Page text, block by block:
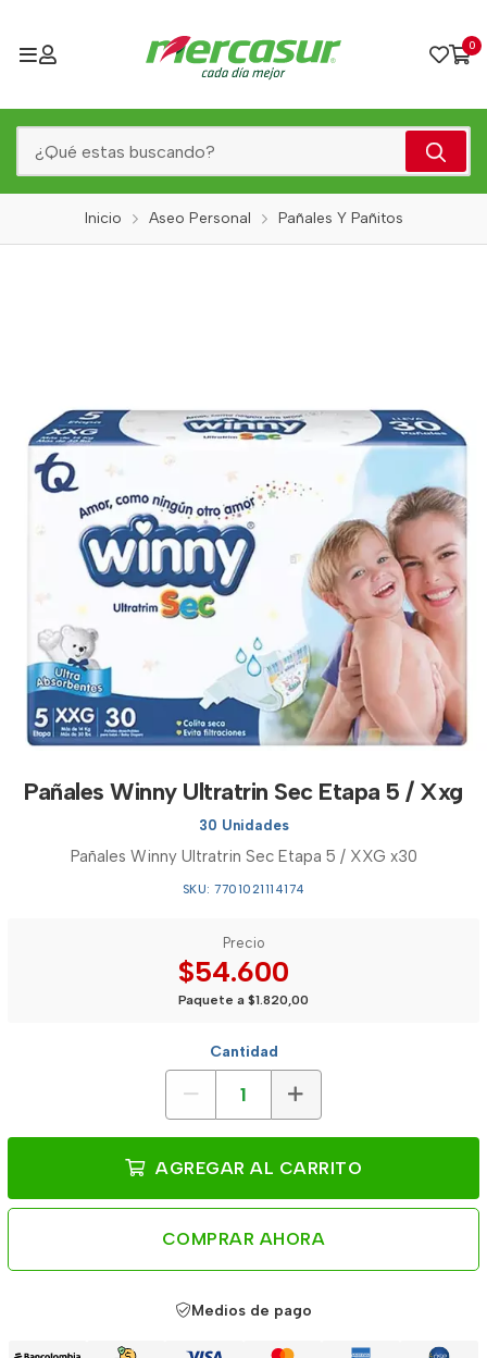
0
Inicio Aseo Personal Pañales Y Pañitos
Pañales Winny Ultratrin Sec Etapa 5 / Xxg
30 Unidades
Pañales Winny Ultratrin Sec Etapa 5 / XXG x30
SKU: 7701021114174
Precio
$54.600
Paquete a $1.820,00
Cantidad
AGREGAR AL CARRITO
COMPRAR AHORA
Medios de pago